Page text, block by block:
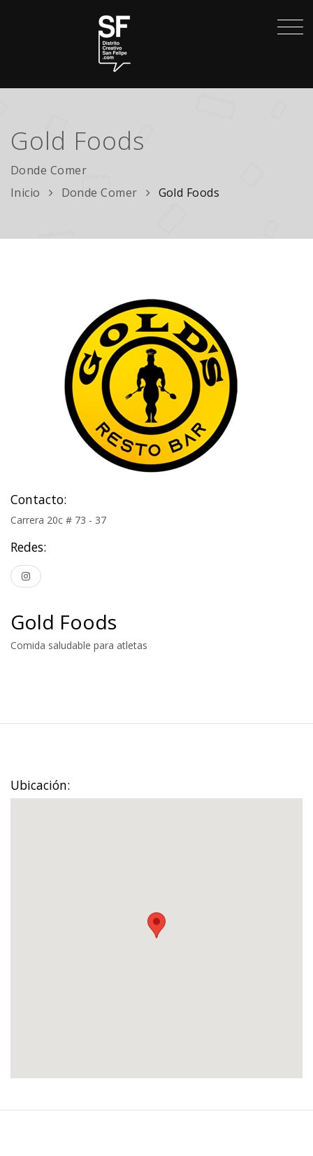
Gold Foods
Donde Comer
Inicio
Donde Comer Gold Foods
Contacto:
Carrera 20c # 73 - 37
Redes:
Gold Foods
Comida saludable para atletas
Ubicación: